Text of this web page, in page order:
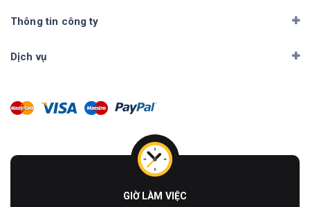
Thông tin công ty
Dịch vụ
GIỜ LÀM VIỆC